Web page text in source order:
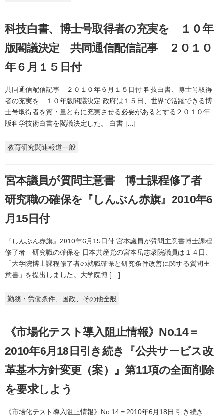
科技白書、博士号取得者の充実を １０年
版閣議決定 共同通信配信記事 ２０１０
年６月１５日付
共同通信配信記事 ２０１０年６月１５日付 科技白書、博士号取得
者の充実を １０年版閣議決定 政府は１５日、世界で活躍できる博
士号取得者を質・量ともに充実させる必要があるとする２０１０年
版科学技術白書を閣議決定した。 白書 […]
教育研究関連報道一般
宮本議員が質問主意書 博士課程修了者
研究職の確保を『しんぶん赤旗』2010年6
月15日付
『しんぶん赤旗』2010年6月15日付 宮本議員が質問主意書博士課程
修了者 研究職の確保を 日本共産党の宮本岳志衆院議員は１４日、
「大学院博士課程修了者の就職確保と研究条件改善に関する質問主
意書」を提出しました。大学院博 […]
勤務・労働条件、国政、その他全般
《市場化テスト導入阻止情報》No.14＝
2010年6月18日引き続き『公共サービス改
革基本方針変更（案）』第11項の全面削除
を要求しよう
《市場化テスト導入阻止情報》No.14＝2010年6月18日 引き続き